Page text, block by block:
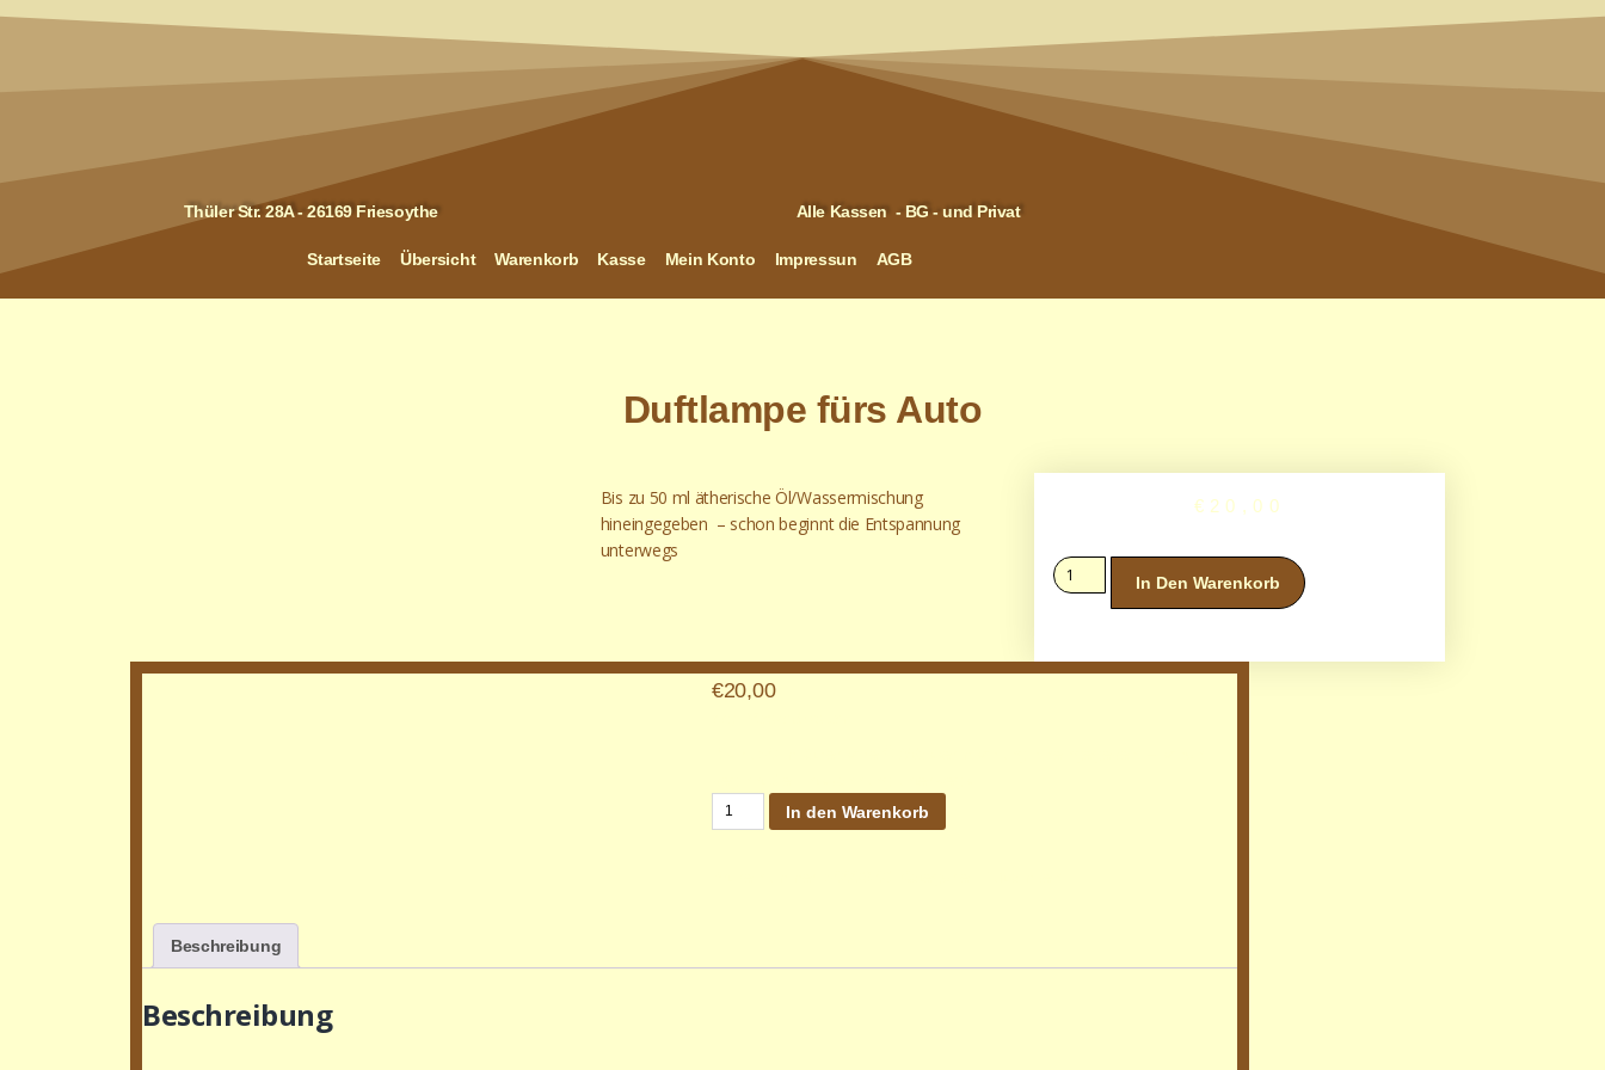
Thüler Str. 28A - 26169 Friesoythe Alle Kassen - BG - und Privat
Startseite Übersicht Warenkorb Kasse Mein Konto Impressun AGB
Duftlampe fürs Auto
Bis zu 50 ml ätherische Öl/Wassermischung
hineingegeben – schon beginnt die Entspannung
unterwegs
€ 20,00
In Den Warenkorb
€20,00
In den Warenkorb
Beschreibung
Beschreibung